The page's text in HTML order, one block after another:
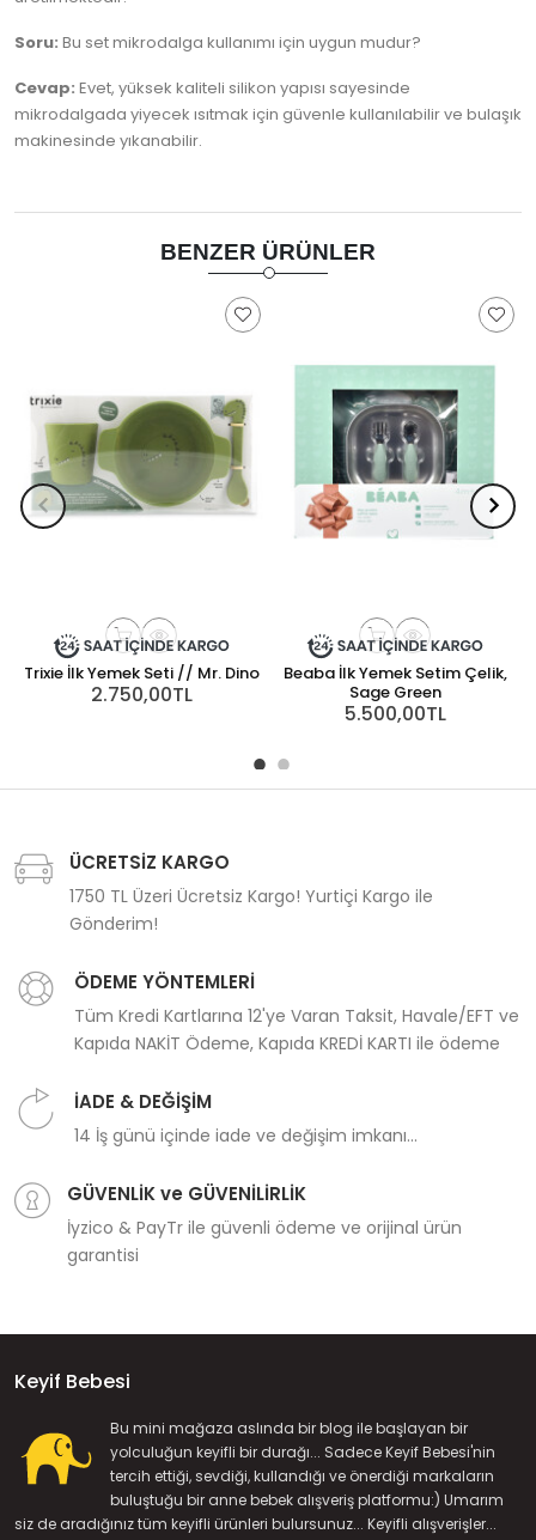
Soru: Bu set mikrodalga kullanımı için uygun mudur?
Cevap: Evet, yüksek kaliteli silikon yapısı sayesinde
mikrodalgada yiyecek ısıtmak için güvenle kullanılabilir ve bulaşık
makinesinde yıkanabilir.
BENZER ÜRÜNLER
Trixie İlk Yemek Seti // Mr. Dino
2.750,00TL
Beaba İlk Yemek Setim Çelik,
Sage Green
5.500,00TL
ÜCRETSİZ KARGO
1750 TL Üzeri Ücretsiz Kargo! Yurtiçi Kargo ile
Gönderim!
ÖDEME YÖNTEMLERİ
Tüm Kredi Kartlarına 12'ye Varan Taksit, Havale/EFT ve
Kapıda NAKİT Ödeme, Kapıda KREDİ KARTI ile ödeme
İADE & DEĞİŞİM
14 İş günü içinde iade ve değişim imkanı...
GÜVENLİK ve GÜVENİLİRLİK
İyzico & PayTr ile güvenli ödeme ve orijinal ürün
garantisi
Keyif Bebesi
Bu mini mağaza aslında bir blog ile başlayan bir
yolculuğun keyifli bir durağı... Sadece Keyif Bebesi'nin
tercih ettiği, sevdiği, kullandığı ve önerdiği markaların
buluştuğu bir anne bebek alışveriş platformu:) Umarım
siz de aradığınız tüm keyifli ürünleri bulursunuz... Keyifli alışverişler...